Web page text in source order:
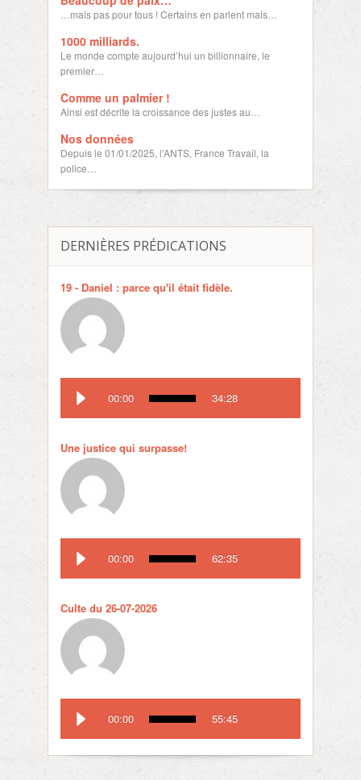
…mais pas pour tous ! Certains en parlent mais…
1000 milliards.
Le monde compte aujourd’hui un billionnaire, le
premier…
Comme un palmier !
Ainsi est décrite la croissance des justes au…
Nos données
Depuis le 01/01/2025, l’ANTS, France Travail, la
police…
DERNIÈRES PRÉDICATIONS
19 - Daniel : parce qu'il était fidèle.
00:00 34:28
Une justice qui surpasse!
00:00 62:35
Culte du 26-07-2026
00:00 55:45